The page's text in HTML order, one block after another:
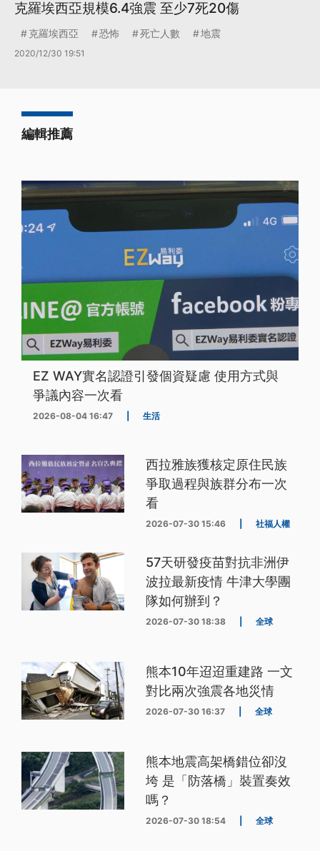
克羅埃西亞規模6.4強震 至少7死20傷
克羅埃西亞 恐怖 死亡人數 地震
2020/12/30 19:51
編輯推薦
EZ WAY實名認證引發個資疑慮 使用方式與
爭議內容一次看
2026-08-04 16:47 生活
西拉雅族獲核定原住民族
爭取過程與族群分布一次
看
2026-07-30 15:46 社福人權
57天研發疫苗對抗非洲伊
波拉最新疫情 牛津大學團
隊如何辦到？
2026-07-30 18:38 全球
熊本10年迢迢重建路 一文
對比兩次強震各地災情
2026-07-30 16:37 全球
熊本地震高架橋錯位卻沒
垮 是「防落橋」裝置奏效
嗎？
2026-07-30 18:54 全球